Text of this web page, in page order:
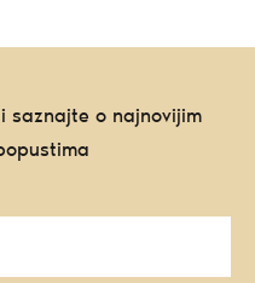
saznajte o najnovijim